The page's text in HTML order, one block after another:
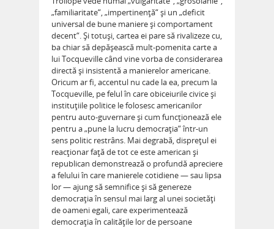
„familiaritate“, „impertinenţă“ şi un „deficit
universal de bune maniere şi comportament
decent“. Şi totuşi, cartea ei pare să rivalizeze cu,
ba chiar să depăşească mult-pomenita carte a
lui Tocqueville când vine vorba de considerarea
directă şi insistentă a manierelor americane.
Oricum ar fi, accentul nu cade la ea, precum la
Tocqueville, pe felul în care obiceiurile civice şi
instituţiile politice le folosesc americanilor
pentru auto-guvernare şi cum funcţionează ele
pentru a „pune la lucru democraţia“ într-un
sens politic restrâns. Mai degrabă, dispreţul ei
reacţionar faţă de tot ce este american şi
republican demonstrează o profundă apreciere
a felului în care manierele cotidiene — sau lipsa
lor — ajung să semnifice şi să genereze
democraţia în sensul mai larg al unei societăţi
de oameni egali, care experimentează
democraţia în calităţile lor de persoane